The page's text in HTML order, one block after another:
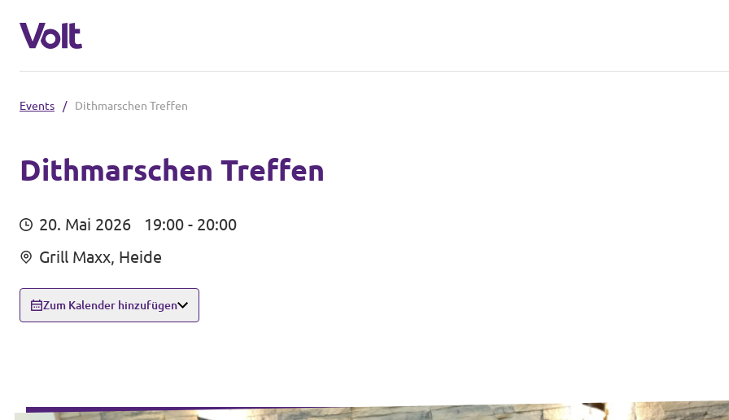
Volt in Schleswig-Holstein
Volt Schleswig Holstein Startseite
Volt in Deutschland
Website
Menschen
Events / Dithmarschen Treffen
Dithmarschen Treffen
20. Mai 2026
19:00 - 20:00
Grill Maxx, Heide
Zum Kalender hinzufügen